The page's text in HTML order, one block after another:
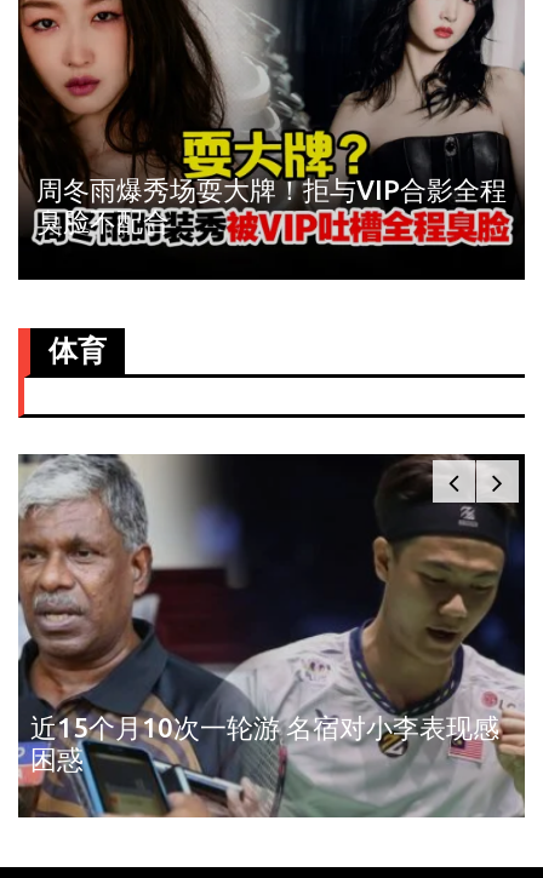
周冬雨爆秀场耍大牌！拒与VIP合影全程
臭脸不配合
体育
近15个月10次一轮游 名宿对小李表现感
困惑